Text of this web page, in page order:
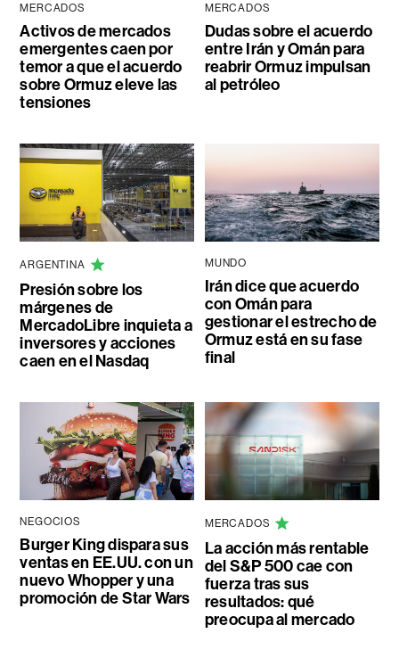
MERCADOS
Activos de mercados
emergentes caen por
temor a que el acuerdo
sobre Ormuz eleve las
tensiones
MERCADOS
Dudas sobre el acuerdo
entre Irán y Omán para
reabrir Ormuz impulsan
al petróleo
ARGENTINA
Presión sobre los
márgenes de
MercadoLibre inquieta a
inversores y acciones
caen en el Nasdaq
MUNDO
Irán dice que acuerdo
con Omán para
gestionar el estrecho de
Ormuz está en su fase
final
NEGOCIOS
Burger King dispara sus
ventas en EE.UU. con un
nuevo Whopper y una
promoción de Star Wars
MERCADOS
La acción más rentable
del S&P 500 cae con
fuerza tras sus
resultados: qué
preocupa al mercado